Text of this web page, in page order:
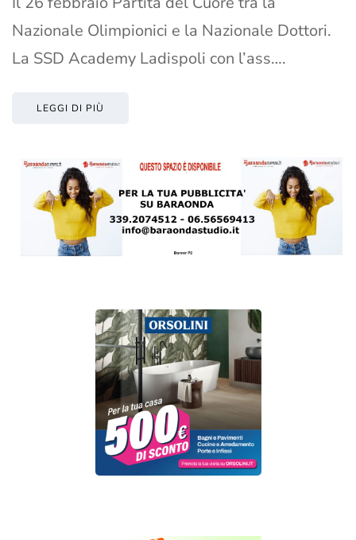
Nazionale Olimpionici e la Nazionale Dottori.
La SSD Academy Ladispoli con l’ass….
LEGGI DI PIÙ